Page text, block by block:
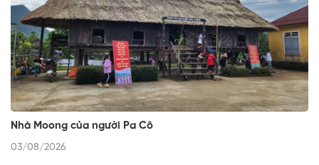
Nhà Moong của người Pa Cô
03/08/2026